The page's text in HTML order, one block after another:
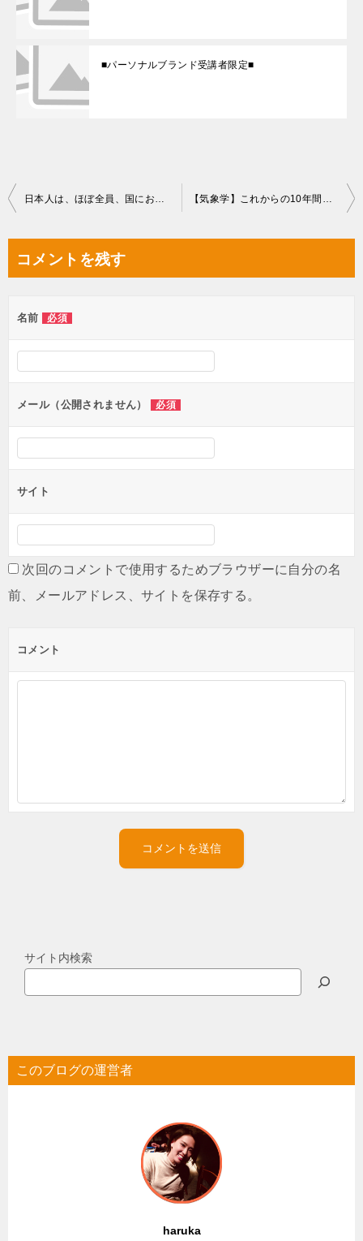
■パーソナルブランド受講者限定■
投
ビ
ー
シ
ョ
ン
コメントを残す
名前 必須
メール（公開されません） 必須
サイト
次回のコメントで使用するためブラウザーに自分の名
前、メールアドレス、サイトを保存する。
コメント
サイト内検索
このブログの運営者
haruka